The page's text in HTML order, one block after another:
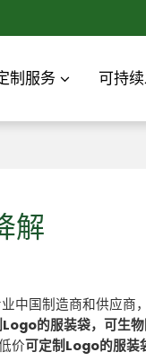
制服务 可持
解
中国制造商和供应商
的服装袋，可生
价可定制Logo的服装